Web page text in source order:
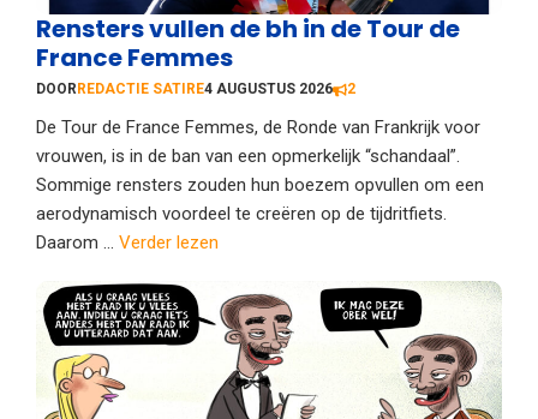
Rensters vullen de bh in de Tour de
France Femmes
DOOR REDACTIE SATIRE4 AUGUSTUS 2026 2
De Tour de France Femmes, de Ronde van Frankrijk voor
vrouwen, is in de ban van een opmerkelijk “schandaal”.
Sommige rensters zouden hun boezem opvullen om een
aerodynamisch voordeel te creëren op de tijdritfiets.
Daarom ... Verder lezen